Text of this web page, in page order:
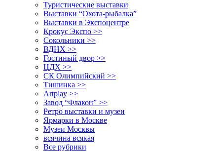
Туристические выставки
Выставки “Охота-рыбалка”
Выставки в Экспоцентре
Крокус Экспо >>
Сокольники >>
ВДНХ >>
Гостиный двор >>
ЦДХ >>
СК Олимпийский >>
Тишинка >>
Artplay >>
Завод “Флакон” >>
Ретро выставки и музеи
Ярмарки в Москве
Музеи Москвы
всячина всякая
Все рубрики